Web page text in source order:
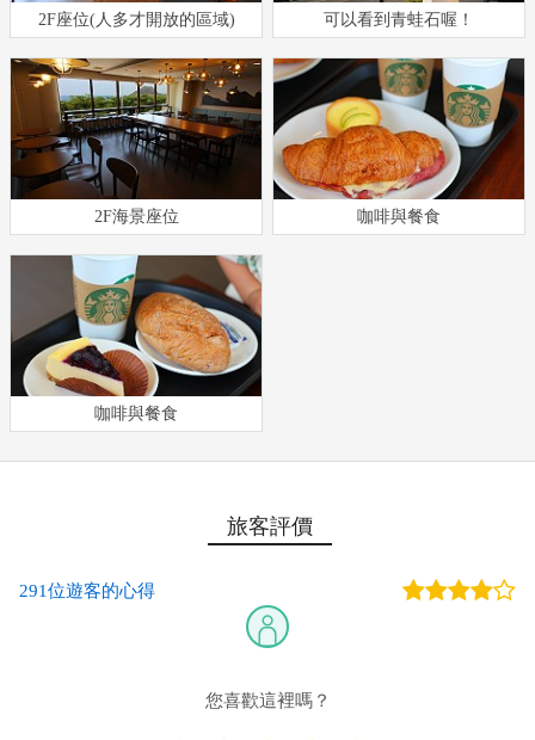
2F座位(人多才開放的區域) 可以看到青蛙石喔！
2F海景座位 咖啡與餐食
咖啡與餐食
旅客評價
291位遊客的心得
您喜歡這裡嗎？